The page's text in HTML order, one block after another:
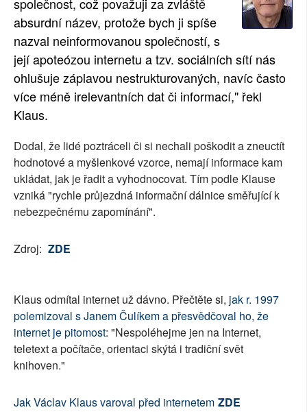
SOCIÁLNÍ SÍTĚ
RUBRIKY
PLNÁ VERZE STRÁNEK
absurdní název, protože bych ji spíše
nazval neinformovanou společností, s
její apoteózou internetu a tzv. sociálních sítí nás
ohlušuje záplavou nestrukturovaných, navíc často
více méně irelevantních dat či informací," řekl
Klaus.
Dodal, že lidé poztráceli či si nechali poškodit a zneuctít
hodnotové a myšlenkové vzorce, nemají informace kam
ukládat, jak je řadit a vyhodnocovat. Tím podle Klause
vzniká "rychle průjezdná informační dálnice směřující k
nebezpečnému zapomínání".
Zdroj: ZDE
Klaus odmítal internet už dávno. Přečtěte si, jak r. 1997
polemizoval s Janem Čulíkem a přesvědčoval ho, že
internet je pitomost: "Nespoléhejme jen na Internet,
teletext a počítače, orientaci skýtá i tradiční svět
knihoven."
Jak Václav Klaus varoval před internetem ZDE